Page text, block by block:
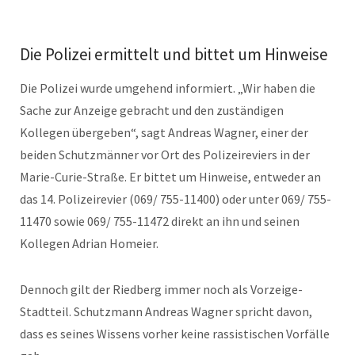
Die Polizei ermittelt und bittet um Hinweise
Die Polizei wurde umgehend informiert. „Wir haben die
Sache zur Anzeige gebracht und den zuständigen
Kollegen übergeben“, sagt Andreas Wagner, einer der
beiden Schutzmänner vor Ort des Polizeireviers in der
Marie-Curie-Straße. Er bittet um Hinweise, entweder an
das 14. Polizeirevier (069/ 755-11400) oder unter 069/ 755-
11470 sowie 069/ 755-11472 direkt an ihn und seinen
Kollegen Adrian Homeier.
Dennoch gilt der Riedberg immer noch als Vorzeige-
Stadtteil. Schutzmann Andreas Wagner spricht davon,
dass es seines Wissens vorher keine rassistischen Vorfälle